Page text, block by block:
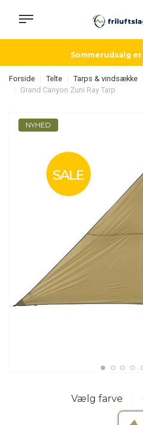
Sommerudsalg
Forside Telte Tarps & vindsække
Grand Canyon Zuni Ray Tarp
NYHED
SALE
Vælg farve